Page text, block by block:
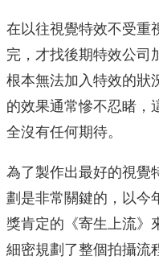
在以往視覺特效不受重
完，才找後期特效公司
根本無法加入特效的狀
的效果通常慘不忍睹，
全沒有任何期待。
為了製作出最好的視覺
劃是非常關鍵的，以今
獎肯定的《寄生上流》
細密規劃了整個拍攝流